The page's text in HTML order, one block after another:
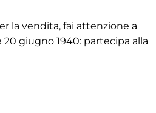
la vendita, fai attenzione a
giugno 1940: partecipa alla